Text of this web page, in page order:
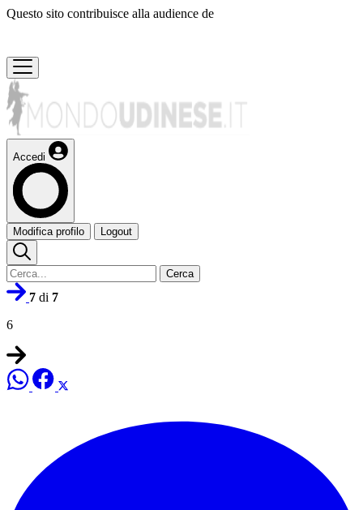
Questo sito contribuisce alla audience de
Accedi
Modifica profilo Logout
Cerca
7 di 7
6